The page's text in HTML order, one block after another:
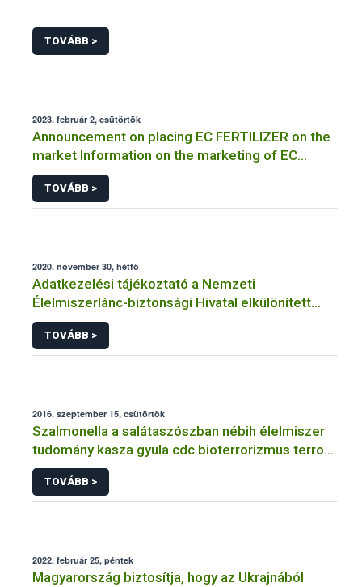
TOVÁBB >
2023. február 2, csütörtök
Announcement on placing EC FERTILIZER on the
market Information on the marketing of EC
FERTILIZER and the application for a certificate
TOVÁBB >
2020. november 30, hétfő
Adatkezelési tájékoztató a Nemzeti
Élelmiszerlánc-biztonsági Hivatal elkülönített
visszaélés-bejelentési rendszerhez kapcsolódó
adatkezeléséhez
TOVÁBB >
2016. szeptember 15, csütörtök
Szalmonella a salátaszószban nébih élelmiszer
tudomány kasza gyula cdc bioterrorizmus terror
lépfene
TOVÁBB >
2022. február 25, péntek
Magyarország biztosítja, hogy az Ukrajnából